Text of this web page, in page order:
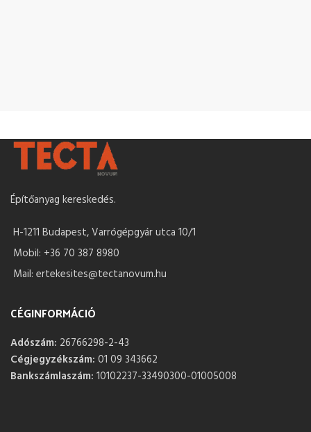
Építőanyag kereskedés.
H-1211 Budapest, Varrógépgyár utca 10/1
Mobil: +36 70 387 8980
Mail: ertekesites@tectanovum.hu
CÉGINFORMÁCIÓ
Adószám: 26766298-2-43
Cégjegyzékszám: 01 09 343662
Bankszámlaszám: 10102237-33490300-01005008